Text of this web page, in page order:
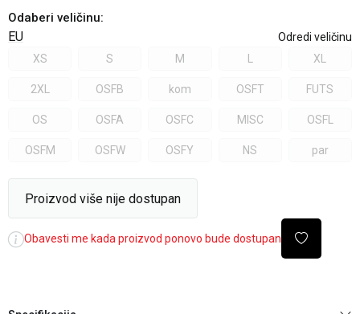
Odaberi veličinu:
EU
Odredi veličinu
XS
S M XL
2XL OSFB kom OSFT FUTS
OS OSFA OSFC MISC OSFL
OSFM OSFW OSFY NS par
Proizvod više nije dostupan
Obavesti me kada proizvod ponovo bude dostupan